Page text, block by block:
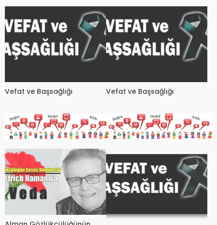
Vefat ve Başsağlığı Vefat ve Başsağlığı